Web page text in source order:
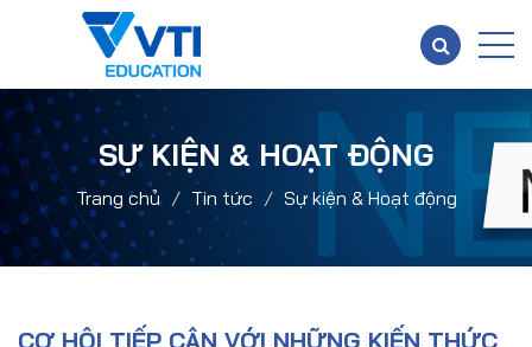
SỰ KIỆN & HOẠT ĐỘNG
Trang chủ Tin tức Sự kiện & Hoạt động
CƠ HỘI TIẾP CẬN VỚI NHỮNG KIẾN THỨC